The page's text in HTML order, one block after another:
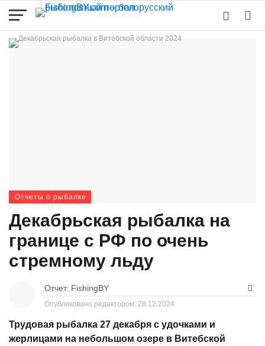
Отчеты о рыбалке
Декабрьская рыбалка на
границе с РФ по очень
стремному льду
Отчет: FishingBY
Опубликовано редактором: 28.12.2024
Трудовая рыбалка 27 декабря с удочками и
жерлицами на небольшом озере в Витебской